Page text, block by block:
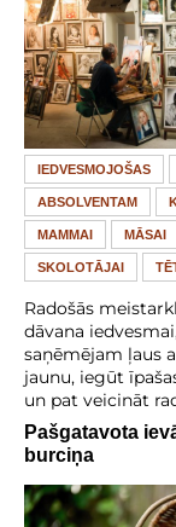
IEDVESMOJOŠAS
ABSOLVENTAM
MAMMAI MĀSAI
SKOLOTĀJAI
Radošās
dāvana
saņēmējam ļaus
jaunu, iegūt
un pat veicināt
Pašgatavota
burciņa